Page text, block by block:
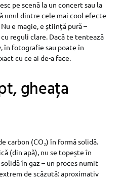
pe scenă la un concert sau la
unul dintre cele mai cool efecte
e magie, e știință pură –
reguli clare. Dacă te tentează
în fotografie sau poate în
cu ce ai de-a face.
gheața
carbon (CO₂) în formă solidă.
(din apă), nu se topește în
în gaz – un proces numit
de scăzută: aproximativ